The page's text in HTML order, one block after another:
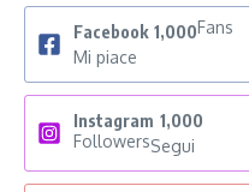
Facebook 1,000Fans
Mi piace
Instagram 1,000
FollowersSegui